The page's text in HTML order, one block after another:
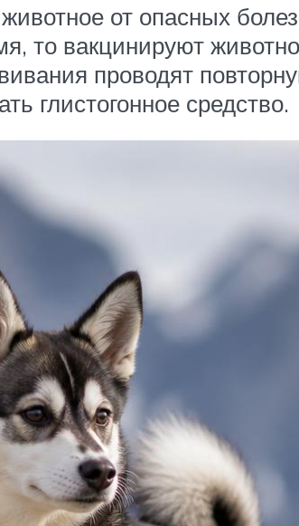
от опасных
то вакцинируют
проводят
глистогонное средство.